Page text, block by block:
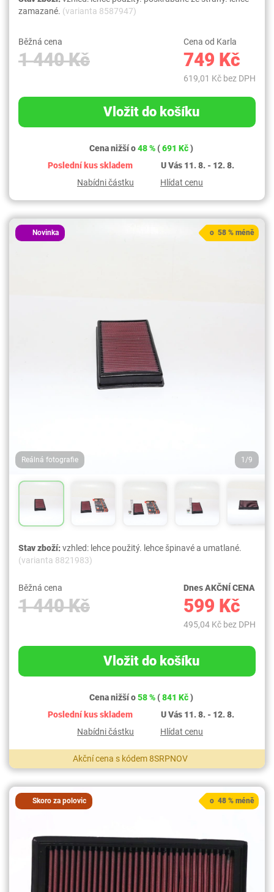
zamazané. (varianta 8587947)
Běžná cena
1 440 Kč
Cena od Karla
749 Kč
619,01 Kč bez DPH
Vložit do košíku
Cena nižší o48 %(691 Kč)
Poslední kus skladem
U Vás 11. 8. - 12. 8.
Nabídni částku
Hlídat cenu
Novinka
Reálná fotografie 1/9
o 58 % méně
Stav zboží:vzhled: lehce použitý. lehce špinavé a umatlané.
(varianta 8821983)
Běžná cena
1 440 Kč
Dnes AKČNÍ CENA
599 Kč
495,04 Kč bez DPH
Vložit do košíku
Cena nižší o58 %(841 Kč)
Poslední kus skladem
U Vás 11. 8. - 12. 8.
Nabídni částku
Hlídat cenu
Akční cena s kódem 8SRPNOV
Skoro za polovic o 48 % méně